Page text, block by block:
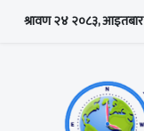
श्रावण २४ २०८३, आइतबार